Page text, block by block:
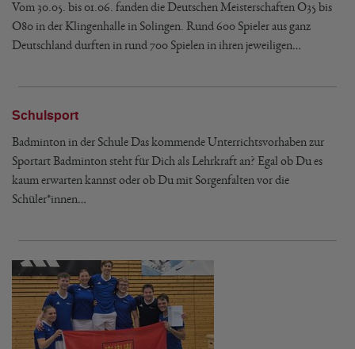
Vom 30.05. bis 01.06. fanden die Deutschen Meisterschaften O35 bis
O80 in der Klingenhalle in Solingen. Rund 600 Spieler aus ganz
Deutschland durften in rund 700 Spielen in ihren jeweiligen…
Schulsport
Badminton in der Schule Das kommende Unterrichtsvorhaben zur
Sportart Badminton steht für Dich als Lehrkraft an? Egal ob Du es
kaum erwarten kannst oder ob Du mit Sorgenfalten vor die
Schüler*innen…